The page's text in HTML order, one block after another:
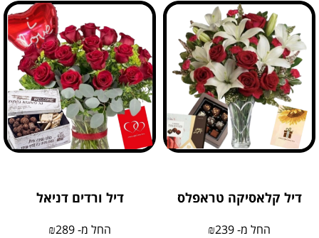
דיל קלאסיקה טראפלס
החל מ- ₪239
דיל ורדים דניאל
החל מ- ₪289